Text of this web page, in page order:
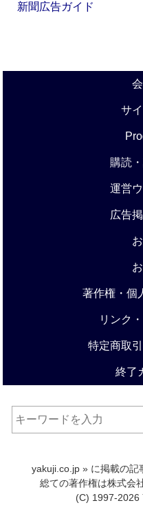
新聞広告ガイド
サ
購読
運営
広告
著作権・個
リンク
特定商取
終了
yakuji.co.jp » に掲載の記
総ての著作権は株式会
(C) 1997-2026